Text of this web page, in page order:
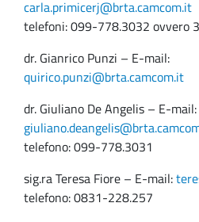
carla.primicerj@brta.camcom.it
telefoni: 099-778.3032 ovvero
dr. Gianrico Punzi – E-mail:
quirico.punzi@brta.camcom.it
dr. Giuliano De Angelis – E-mail:
telefono: 099-778.3031
sig.ra Teresa Fiore – E-mail:
telefono: 0831-228.257